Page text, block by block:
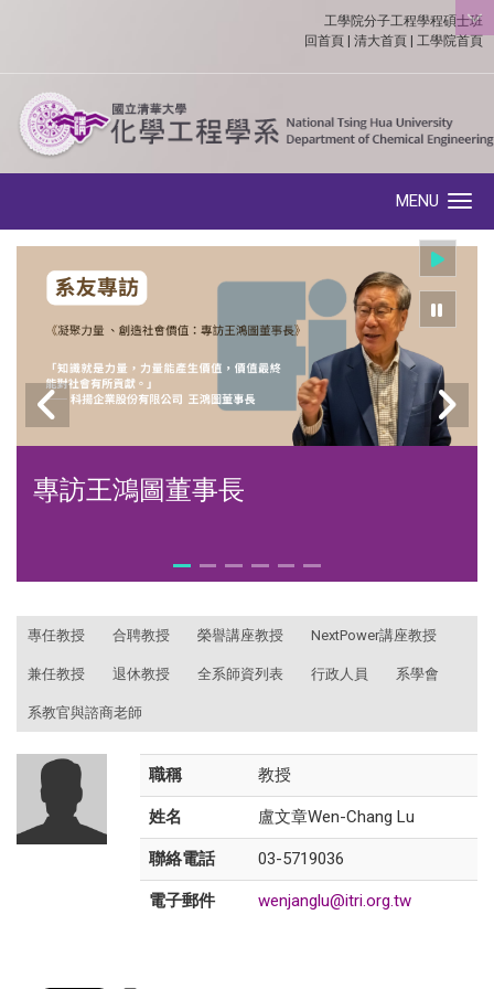
:::
工學院分子工程學程碩士班
回首頁
清大首頁 工學院首頁
MENU
專訪王鴻圖董事長
專任教授 合聘教授 榮譽講座教授 NextPower講座教授
兼任教授 退休教授 全系師資列表 行政人員 系學會
系教官與諮商老師
職稱 教授
姓名 盧文章Wen-Chang Lu
聯絡電話 03-5719036
電子郵件 wenjanglu@itri.org.tw